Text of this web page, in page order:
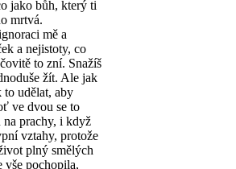
jako bůh, který ti
mrtvá.
mě a
a nejistoty, co
to zní. Snažíš
žít. Ale jak
to udělat, aby
ve dvou se to
na prachy, i když
vztahy, protože
plný smělých
vše pochopila,